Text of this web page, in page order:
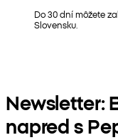
Do 30 dní môžete
Slovensku.
Newsletter:
napred s